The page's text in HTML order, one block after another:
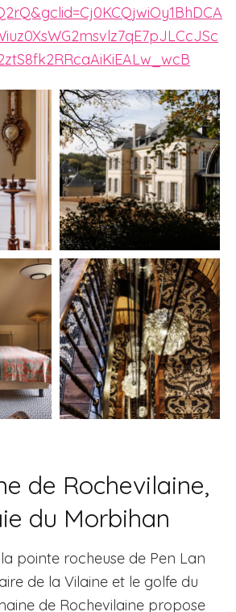
de Rochevilaine,
du Morbihan
pointe rocheuse de Pen Lan
de la Vilaine et le golfe du
de Rochevilaine propose